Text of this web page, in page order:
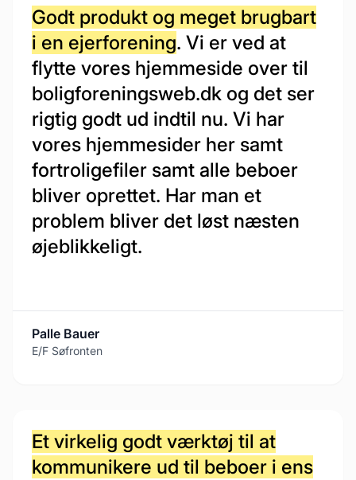
Godt produkt og meget brugbart
i en ejerforening. Vi er ved at
flytte vores hjemmeside over til
boligforeningsweb.dk og det ser
rigtig godt ud indtil nu. Vi har
vores hjemmesider her samt
fortroligefiler samt alle beboer
bliver oprettet. Har man et
problem bliver det løst næsten
øjeblikkeligt.
Palle Bauer
E/F Søfronten
Et virkelig godt værktøj til at
kommunikere ud til beboer i ens